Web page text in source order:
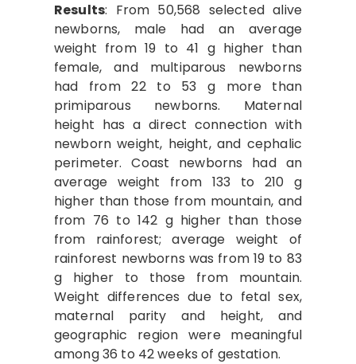
Results: From 50,568 selected alive
newborns, male had an average
weight from 19 to 41 g higher than
female, and multiparous newborns
had from 22 to 53 g more than
primiparous newborns. Maternal
height has a direct connection with
newborn weight, height, and cephalic
perimeter. Coast newborns had an
average weight from 133 to 210 g
higher than those from mountain, and
from 76 to 142 g higher than those
from rainforest; average weight of
rainforest newborns was from 19 to 83
g higher to those from mountain.
Weight differences due to fetal sex,
maternal parity and height, and
geographic region were meaningful
among 36 to 42 weeks of gestation.